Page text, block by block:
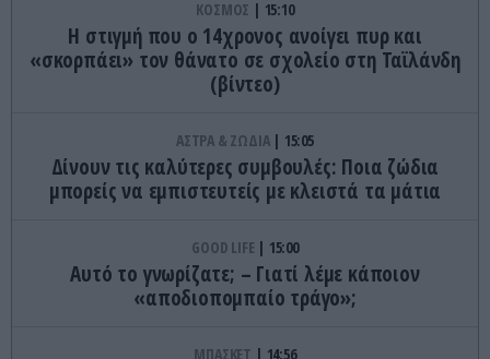
ΚΟΣΜΟΣ 15:10
Η στιγμή που ο 14χρονος ανοίγει πυρ και
«σκορπάει» τον θάνατο σε σχολείο στη Ταϊλάνδη
(βίντεο)
ΑΣΤΡΑ & ΖΩΔΙΑ 15:05
Δίνουν τις καλύτερες συμβουλές: Ποια ζώδια
μπορείς να εμπιστευτείς με κλειστά τα μάτια
GOOD LIFE 15:00
Αυτό το γνωρίζατε; – Γιατί λέμε κάποιον
«αποδιοπομπαίο τράγο»;
ΜΠΑΣΚΕΤ 14:56